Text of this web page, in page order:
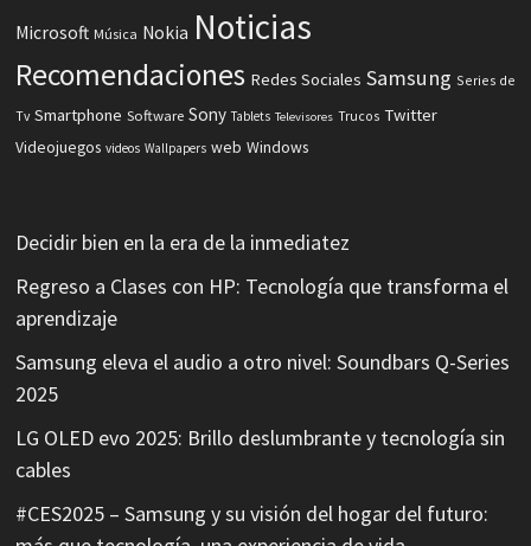
Microsoft Música Nokia Noticias
Recomendaciones Redes Sociales Samsung Series de
Tv Smartphone Software Sony Tablets Televisores Trucos Twitter
Videojuegos videos Wallpapers web Windows
Decidir bien en la era de la inmediatez
Regreso a Clases con HP: Tecnología que transforma el
aprendizaje
Samsung eleva el audio a otro nivel: Soundbars Q-Series
2025
LG OLED evo 2025: Brillo deslumbrante y tecnología sin
cables
#CES2025 – Samsung y su visión del hogar del futuro: